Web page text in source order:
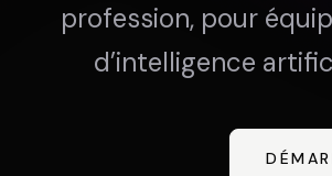
profession, pour
d’intelligence